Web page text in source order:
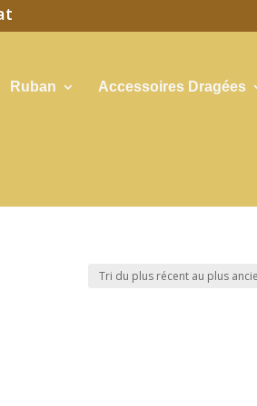
Ruban Accessoires Dragées